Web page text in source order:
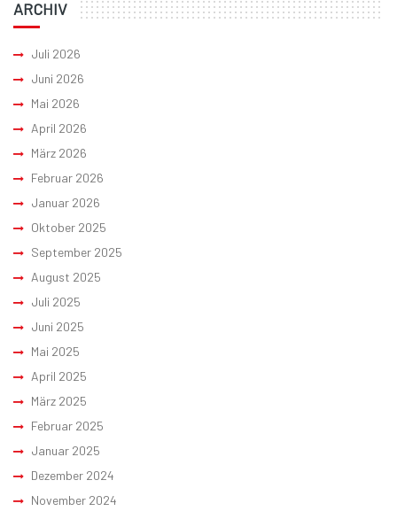
ARCHIV
Juli 2026
Juni 2026
Mai 2026
April 2026
März 2026
Februar 2026
Januar 2026
Oktober 2025
September 2025
August 2025
Juli 2025
Juni 2025
Mai 2025
April 2025
März 2025
Februar 2025
Januar 2025
Dezember 2024
November 2024